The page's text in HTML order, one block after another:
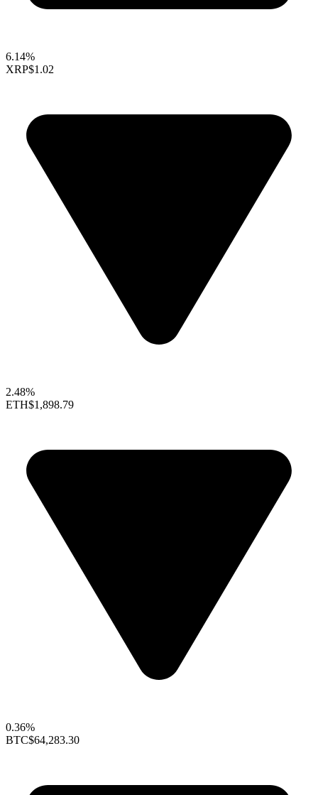
6.14%
XRP$1.02
2.48%
ETH$1,898.79
0.36%
BTC$64,283.30